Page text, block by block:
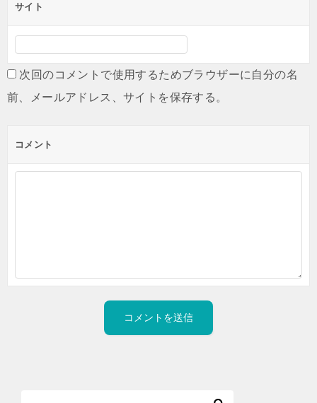
サイト
次回のコメントで使用するためブラウザーに自分の名
前、メールアドレス、サイトを保存する。
コメント